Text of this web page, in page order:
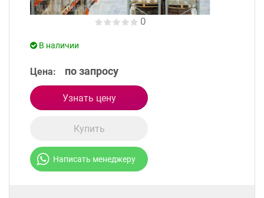
0
В наличии
Цена: по запросу
Узнать цену
Купить
Написать менеджеру